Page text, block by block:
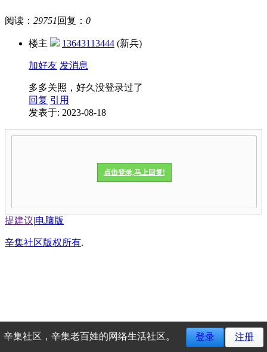
辛集社区，辛集老百姓的网络生活社区。 登录 注册
阅读： 29751 回复： 0
楼主 13643113444 (新兵)
加好友 发消息
多多关照，好久没登录过了
回复 引用
发表于: 2023-08-18
点击登录,马上回复!
提建议|电脑版
辛集社区版权所有.